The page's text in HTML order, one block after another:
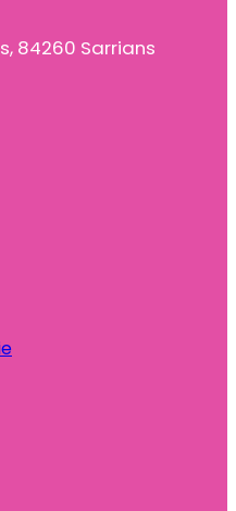
84260 Sarrians